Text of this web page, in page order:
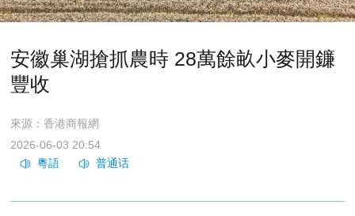
安徽巢湖搶抓農時 28萬餘畝小麥開鐮
豐收
來源：香港商報網
2026-06-03 20:54